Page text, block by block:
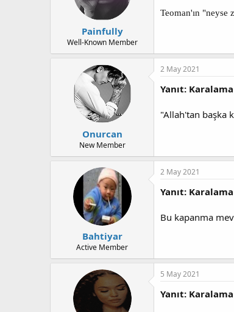
Painfully
Well-Known Member
Teoman'ın
Onurcan
New Member
2 May 2021
Yanıt:
"Allah'tan başka
Bahtiyar
Active Member
2 May 2021
Yanıt:
Bu kapanma
5 May 2021
Yanıt: